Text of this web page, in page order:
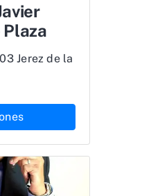
Jerez de la